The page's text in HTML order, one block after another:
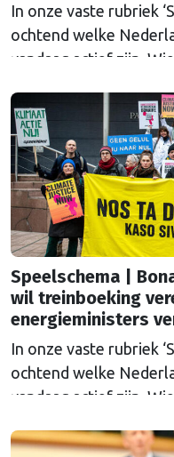
In onze vaste rubriek
ochtend welke
vandaag actief zijn.
agenda?
Speelschema |
wil treinboeking
energieministers
In onze vaste rubriek
ochtend welke
vandaag actief zijn.
agenda?